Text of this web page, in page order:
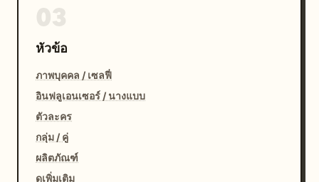
หัวข้อ
ภาพบุคคล / เซลฟี่
อินฟลูเอนเซอร์ / นางแบบ
ตัวละคร
กลุ่ม / คู่
ผลิตภัณฑ์
ดูเพิ่มเติม